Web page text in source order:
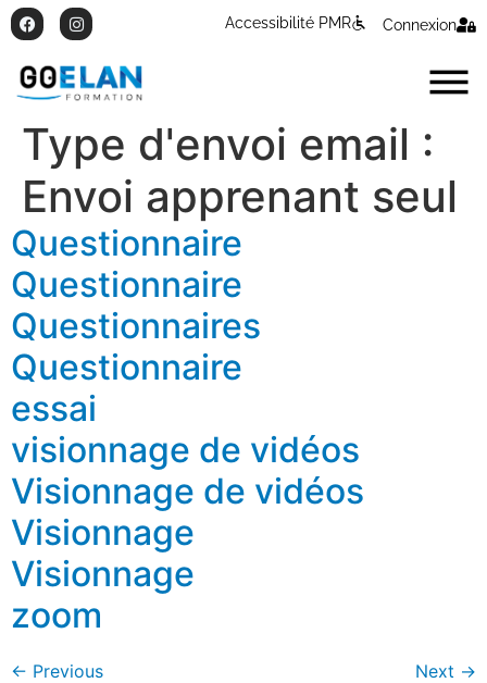
Accessibilité PMR Connexion
Type d'envoi email :
Envoi apprenant seul
Questionnaire
Questionnaire
Questionnaires
Questionnaire
essai
visionnage de vidéos
Visionnage de vidéos
Visionnage
Visionnage
zoom
← Previous Next →